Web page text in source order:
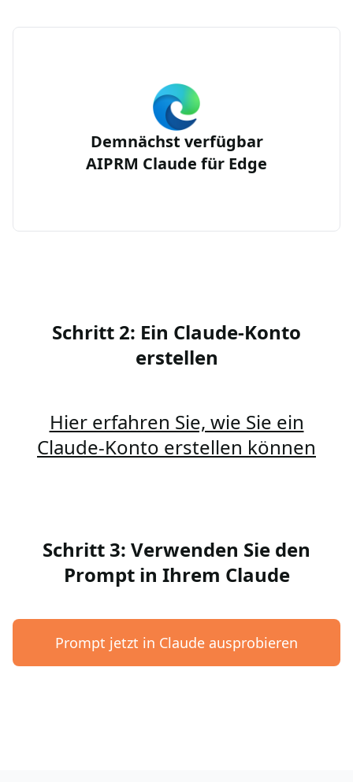
Demnächst verfügbar
AIPRM Claude für Edge
Schritt 2: Ein Claude-Konto
erstellen
Hier erfahren Sie, wie Sie ein
Claude-Konto erstellen können
Schritt 3: Verwenden Sie den
Prompt in Ihrem Claude
Prompt jetzt in Claude ausprobieren